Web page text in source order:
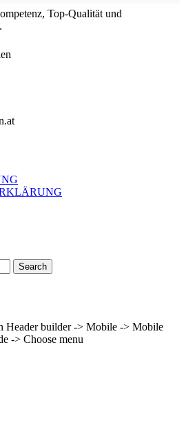
Top-Qualität und
Search
Header builder -> Mobile -> Mobile
-> Choose menu